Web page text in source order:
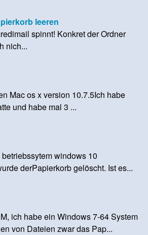
leeren
spinnt! Konkret der Ordner
nich...
Mac os x version 10.7.5Ich habe
und habe mal 3 ...
windows 10
derPapierkorb gelöscht. Ist es...
ich habe ein Windows 7-64 System
von Dateien zwar das Pap...